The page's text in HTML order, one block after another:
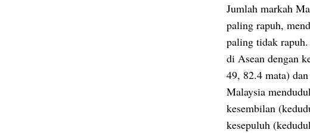
Jumlah markah
paling rapuh,
paling tidak
di Asean dengan
49, 82.4 mata)
Malaysia
kesembilan
kesepuluh